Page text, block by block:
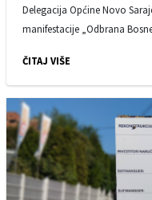
Delegacija Općine Novo
manifestacije „Odbrana
ČITAJ VIŠE